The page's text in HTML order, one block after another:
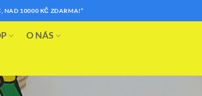
NAD 10000 KČ ZDARMA!“
O NÁS